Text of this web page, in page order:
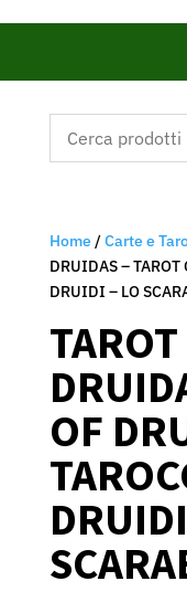
Home/Carte e
DRUIDAS –
DRUIDI – LO
OF